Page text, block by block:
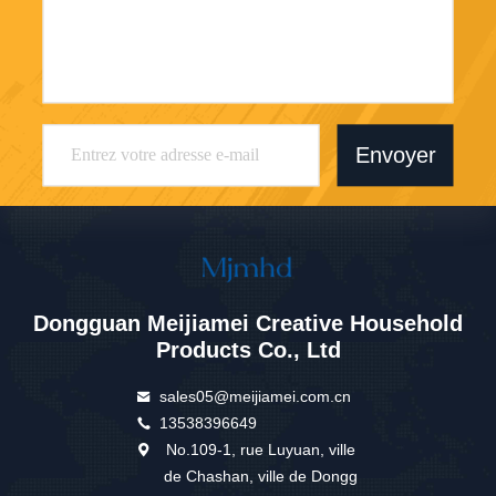
Envoyer
Dongguan Meijiamei Creative Household
Products Co., Ltd
sales05@meijiamei.com.cn
13538396649
No.109-1, rue Luyuan, ville
de Chashan, ville de Dongg